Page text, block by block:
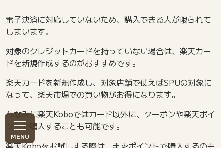
電子決済に対応していないため、購入できる人が限られて
しまいます。
対象のクレジットカードを持っていない場合は、楽天カー
ドを新規作成するのがおすすめです。
楽天カードを新規作成し、対象店舗で使えばSPUの対象に
なって、楽天市場での買い物がお得になります。
ちなみに楽天Koboではカード以外に、クーポンや楽天ポイ
ントで購入することも可能です。
楽天Koboをお試しする際は、まずポイントで購入するのも